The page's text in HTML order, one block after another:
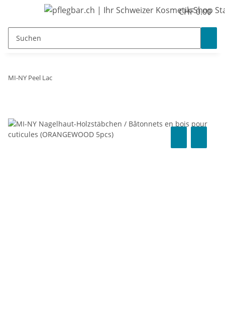
CHF 0.00
MI-NY Peel Lac